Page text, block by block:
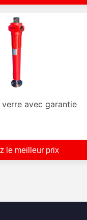
avec garantie
le meilleur prix